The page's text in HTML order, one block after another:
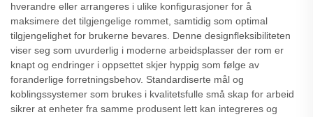
hverandre eller arrangeres i ulike konfigurasjoner for å
maksimere det tilgjengelige rommet, samtidig som optimal
tilgjengelighet for brukerne bevares. Denne designfleksibiliteten
viser seg som uvurderlig i moderne arbeidsplasser der rom er
knapt og endringer i oppsettet skjer hyppig som følge av
foranderlige forretningsbehov. Standardiserte mål og
koblingssystemer som brukes i kvalitetsfulle små skap for arbeid
sikrer at enheter fra samme produsent lett kan integreres og